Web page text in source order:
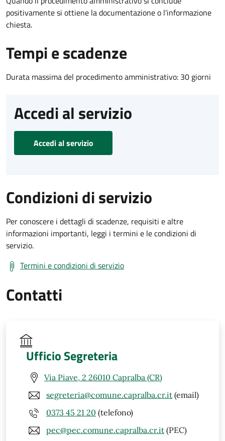
positivamente si ottiene la documentazione o l'informazione
chiesta.
Tempi e scadenze
Durata massima del procedimento amministrativo: 30 giorni
Accedi al servizio
Accedi al servizio
Condizioni di servizio
Per conoscere i dettagli di scadenze, requisiti e altre
informazioni importanti, leggi i termini e le condizioni di
servizio.
Termini e condizioni di servizio
Contatti
Ufficio Segreteria
Via Piave, 2 26010 Capralba (CR)
segreteria@comune.capralba.cr.it (email)
0373 45 21 20 (telefono)
pec@pec.comune.capralba.cr.it (PEC)